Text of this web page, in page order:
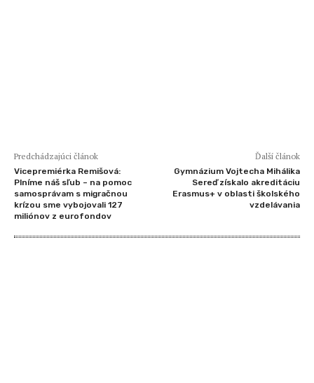
Predchádzajúci článok
Vicepremiérka Remišová:
Plníme náš sľub – na pomoc
samosprávam s migračnou
krízou sme vybojovali 127
miliónov z eurofondov
Ďalší článok
Gymnázium Vojtecha Mihálika
Sereď získalo akreditáciu
Erasmus+ v oblasti školského
vzdelávania